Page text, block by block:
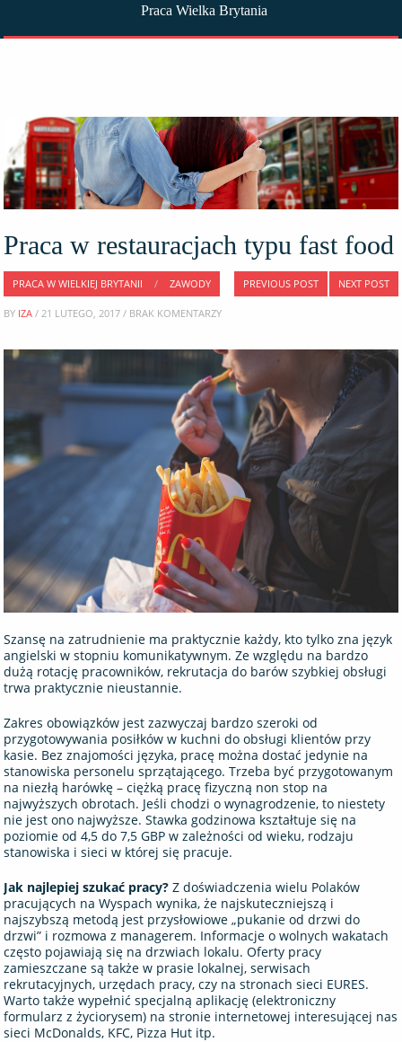
Praca Wielka Brytania
Praca w restauracjach typu fast food
PRACA W WIELKIEJ BRYTANII / ZAWODY NEXT POST
PREVIOUS POST
BY IZA / 21 LUTEGO, 2017 / BRAK KOMENTARZY
Szansę na zatrudnienie ma praktycznie każdy, kto tylko zna język
angielski w stopniu komunikatywnym. Ze względu na bardzo
dużą rotację pracowników, rekrutacja do barów szybkiej obsługi
trwa praktycznie nieustannie.
Zakres obowiązków jest zazwyczaj bardzo szeroki od
przygotowywania posiłków w kuchni do obsługi klientów przy
kasie. Bez znajomości języka, pracę można dostać jedynie na
stanowiska personelu sprzątającego. Trzeba być przygotowanym
na niezłą harówkę – ciężką pracę fizyczną non stop na
najwyższych obrotach. Jeśli chodzi o wynagrodzenie, to niestety
nie jest ono najwyższe. Stawka godzinowa kształtuje się na
poziomie od 4,5 do 7,5 GBP w zależności od wieku, rodzaju
stanowiska i sieci w której się pracuje.
Jak najlepiej szukać pracy? Z doświadczenia wielu Polaków
pracujących na Wyspach wynika, że najskuteczniejszą i
najszybszą metodą jest przysłowiowe „pukanie od drzwi do
drzwi” i rozmowa z managerem. Informacje o wolnych wakatach
często pojawiają się na drzwiach lokalu. Oferty pracy
zamieszczane są także w prasie lokalnej, serwisach
rekrutacyjnych, urzędach pracy, czy na stronach sieci EURES.
Warto także wypełnić specjalną aplikację (elektroniczny
formularz z życiorysem) na stronie internetowej interesującej nas
sieci McDonalds, KFC, Pizza Hut itp.